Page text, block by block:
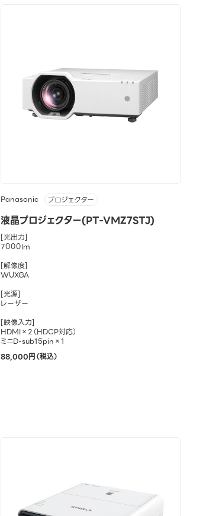
Panasonic プロジェクター
液晶プロジェクター(PT-VMZ7STJ)
[光出力]
7000lm
[解像度]
WUXGA
[光源]
レーザー
[映像入力]
HDMI×2（HDCP対応）
ミニD-sub15pin×1
88,000円（税込）